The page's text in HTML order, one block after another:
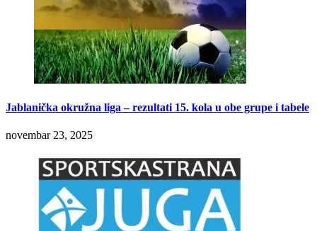
Jablanička okružna liga – rezultati 15. kola u obe grupe i tabele
novembar 23, 2025